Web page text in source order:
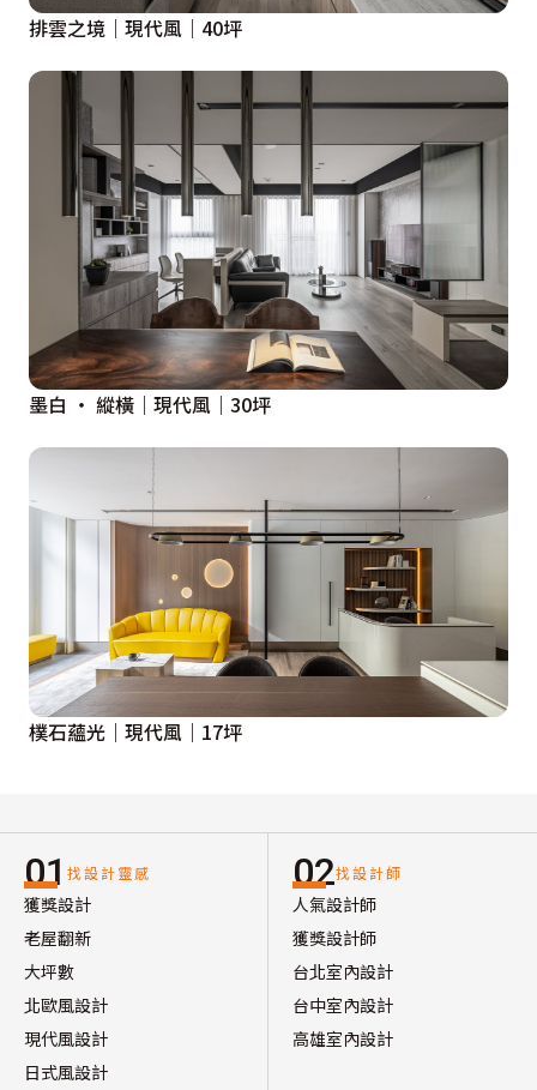
排雲之境｜現代風｜40坪
墨白 ‧ 縱橫｜現代風｜30坪
樸石蘊光｜現代風｜17坪
01 找設計靈感
獲獎設計
老屋翻新
大坪數
北歐風設計
現代風設計
日式風設計
02找設計師
人氣設計師
獲獎設計師
台北室內設計
台中室內設計
高雄室內設計